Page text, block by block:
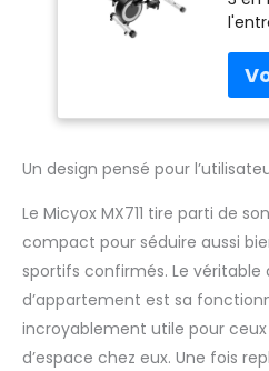
qui
tout
【
Un design pensé pour
Le Micyox MX711 tire parti de
compact pour séduire aussi
sportifs confirmés. Le
d’appartement est sa
incroyablement utile pour
d’espace chez eux. Une fois